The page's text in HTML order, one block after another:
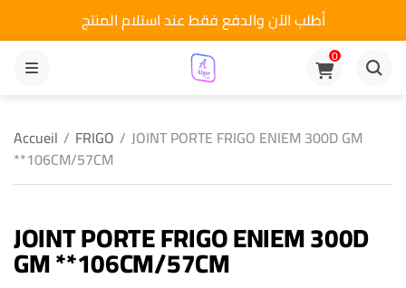
أطلب الآن والدفع فقط عند استلام المنتج
MENU
0
Accueil / FRIGO / JOINT PORTE FRIGO ENIEM 300D GM
**106CM/57CM
JOINT PORTE FRIGO ENIEM 300D
GM **106CM/57CM